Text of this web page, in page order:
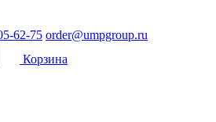
62-75 order@umpgroup.ru
Корзина